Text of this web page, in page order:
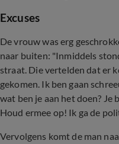
Excuses
De vrouw was erg
naar buiten: "Inmiddels
straat. Die vertelden dat er
gekomen. Ik ben gaan
wat ben je aan het doen? Je
Houd ermee op! Ik ga de
Vervolgens komt de man